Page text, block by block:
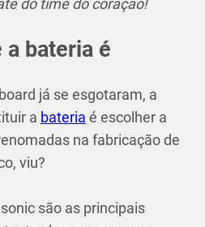
a bateria é
já se esgotaram, a
a bateria é escolher a
na fabricação de
viu?
são as principais